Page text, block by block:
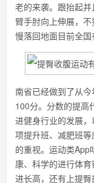
老的来袭。跟抬起
臂手肘向上伸展，
慢落回地面目前全
南省已经做到了从
100分。分数的提高
进健身行业的发展
项提升班、减肥班
的重视。运动类App
康、科学的进行体
进长高，还有上提